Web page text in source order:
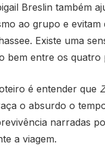
Breslin também
ao grupo e
Existe uma
bem entre os quatro
é entender que
o absurdo o
narradas
a viagem.